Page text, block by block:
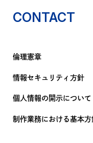
CONTACT
倫理憲章
情報セキュリティ方針
個人情報の開示について
制作業務における基本方